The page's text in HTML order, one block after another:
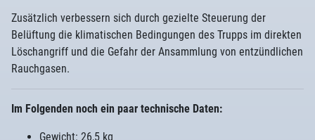
Zusätzlich verbessern sich durch gezielte Steuerung der
Belüftung die klimatischen Bedingungen des Trupps im direkten
Löschangriff und die Gefahr der Ansammlung von entzündlichen
Rauchgasen.
Im Folgenden noch ein paar technische Daten:
Gewicht: 26,5 kg